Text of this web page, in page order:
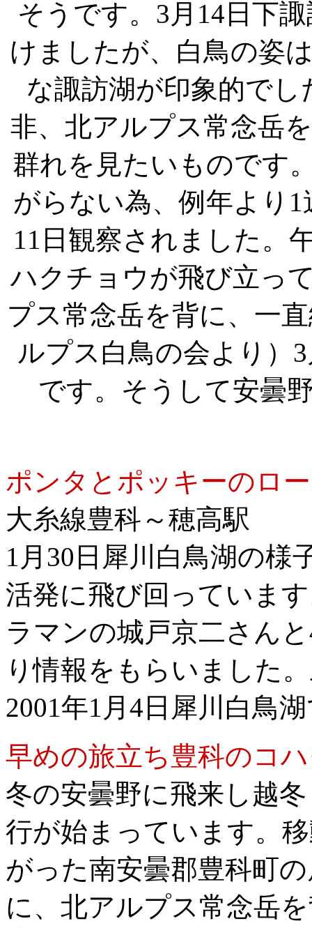
そうです。3月14日下
けましたが、白鳥の姿
な諏訪湖が印象的で
非、北アルプス常念岳
群れを見たいものです
がらない為、例年より
11日観察されました。
ハクチョウが飛び立っ
プス常念岳を背に、一
ルプス白鳥の会より）
です。そうして安曇
ポンタとポッキーのロ
大糸線豊科～穂高駅
1月30日犀川白鳥湖の様
活発に飛び回っていま
ラマンの城戸京二さん
り情報をもらいました
2001年1月4日犀川白鳥
早めの旅立ち豊科のコ
冬の安曇野に飛来し越
行が始まっています。
がった南安曇郡豊科町の
に、北アルプス常念岳